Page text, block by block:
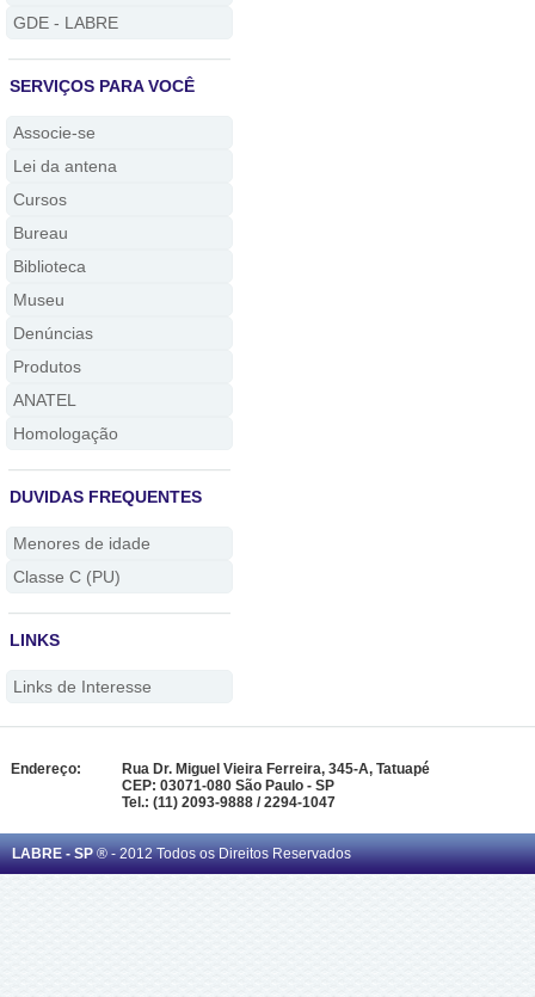
GDE - LABRE
SERVIÇOS PARA VOCÊ
Associe-se
Lei da antena
Cursos
Bureau
Biblioteca
Museu
Denúncias
Produtos
ANATEL
Homologação
DUVIDAS FREQUENTES
Menores de idade
Classe C (PU)
LINKS
Links de Interesse
Endereço:
Rua Dr. Miguel Vieira Ferreira, 345-A, Tatuapé
CEP: 03071-080 São Paulo - SP
Tel.: (11) 2093-9888 / 2294-1047
LABRE - SP® - 2012 Todos os Direitos Reservados